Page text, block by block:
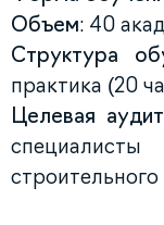
Объем: 40
Структура
практика (20
Целевая
строительного